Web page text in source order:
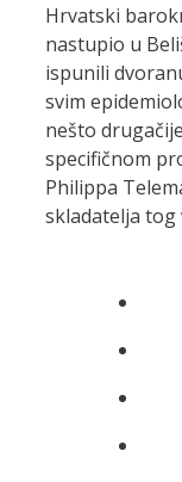
Hrvatski
nastupio u
ispunili
svim
nešto
specifičnom
Philippa
skladatelja tog